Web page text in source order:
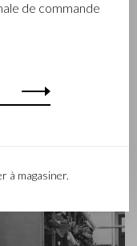
réputation
de commande
à magasiner.